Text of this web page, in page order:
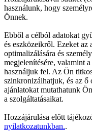
használunk, hogy
Önnek.
Ebből a célból adatokat
és eszközeikről. Ezeket
optimalizálására és
megjelenítésére, valamint
használjuk fel. Az Ön
szinkronizálhatjuk, és az ő
ajánlatokat mutathatunk
a szolgáltatásaikat.
Hozzájárulása előtt
nyilatkozatunkban..